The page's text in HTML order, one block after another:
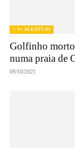
// S+ ALENTEJO
Golfinho morto
numa praia de
09/10/2021